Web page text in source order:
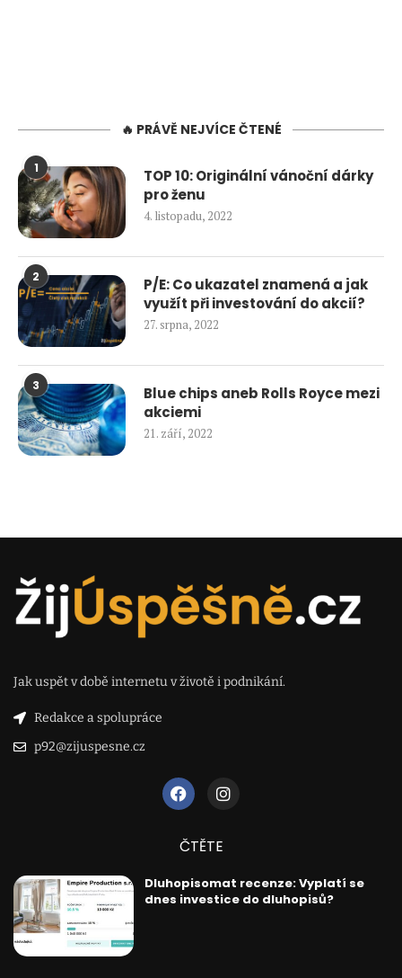
🔥 PRÁVĚ NEJVÍCE ČTENÉ
1
TOP 10: Originální vánoční dárky
pro ženu
4. listopadu, 2022
2
P/E: Co ukazatel znamená a jak
využít při investování do akcií?
27. srpna, 2022
3
Blue chips aneb Rolls Royce mezi
akciemi
21. září, 2022
Jak uspět v době internetu v životě i podnikání.
Redakce a spolupráce
p92@zijuspesne.cz
ČTĚTE
Dluhopisomat recenze: Vyplatí se
dnes investice do dluhopisů?